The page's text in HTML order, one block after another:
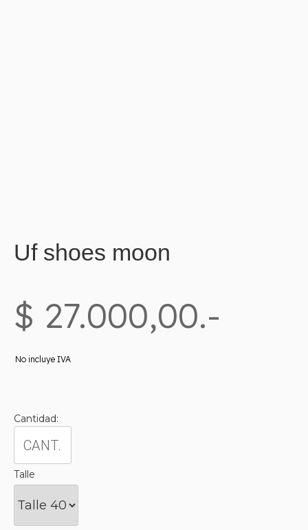
Uf shoes moon
$ 27.000,00.-
No incluye IVA
Cantidad:
Talle